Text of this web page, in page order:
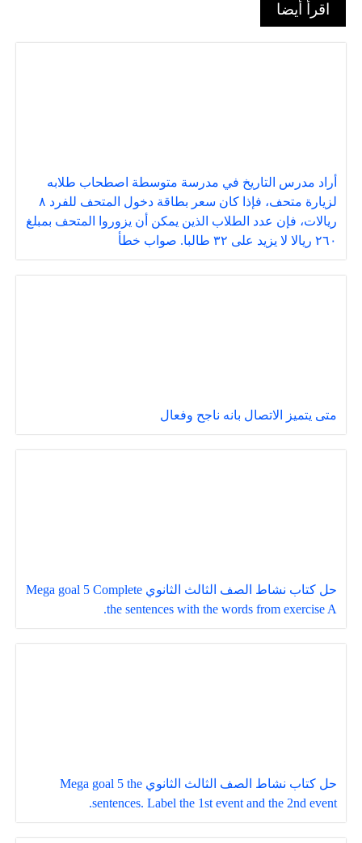
اقرأ أيضا
أراد مدرس التاريخ في مدرسة متوسطة اصطحاب طلابه
لزيارة متحف، فإذا كان سعر بطاقة دخول المتحف للفرد ٨
ريالات، فإن عدد الطلاب الذين يمكن أن يزوروا المتحف بمبلغ
٢٦٠ ريالا لا يزيد على ٣٢ طالبا. صواب خطأ
متى يتميز الاتصال بانه ناجح وفعال
حل كتاب نشاط الصف الثالث الثانوي Mega goal 5 Complete
the sentences with the words from exercise A.
حل كتاب نشاط الصف الثالث الثانوي Mega goal 5 the
sentences. Label the 1st event and the 2nd event.